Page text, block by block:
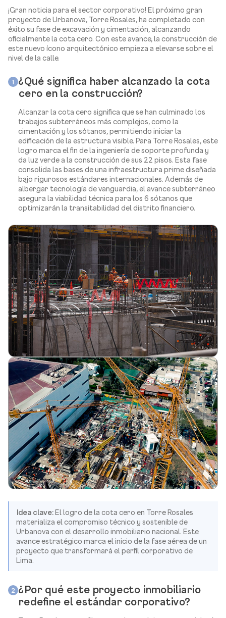
¡Gran noticia para el sector corporativo! El próximo gran
proyecto de Urbanova, Torre Rosales, ha completado con
éxito su fase de excavación y cimentación, alcanzando
oficialmente la cota cero. Con este avance, la construcción de
este nuevo ícono arquitectónico empieza a elevarse sobre el
nivel de la calle.
1
¿Qué significa haber alcanzado la cota
cero en la construcción?
Alcanzar la cota cero significa que se han culminado los
trabajos subterráneos más complejos, como la
cimentación y los sótanos, permitiendo iniciar la
edificación de la estructura visible. Para Torre Rosales, este
logro marca el fin de la ingeniería de soporte profunda y
da luz verde a la construcción de sus 22 pisos. Esta fase
consolida las bases de una infraestructura prime diseñada
bajo rigurosos estándares internacionales. Además de
albergar tecnología de vanguardia, el avance subterráneo
asegura la viabilidad técnica para los 6 sótanos que
optimizarán la transitabilidad del distrito financiero.
Idea clave:El logro de la cota cero en Torre Rosales
materializa el compromiso técnico y sostenible de
Urbanova con el desarrollo inmobiliario nacional. Este
avance estratégico marca el inicio de la fase aérea de un
proyecto que transformará el perfil corporativo de
Lima.
2 ¿Por qué este proyecto inmobiliario
redefine el estándar corporativo?